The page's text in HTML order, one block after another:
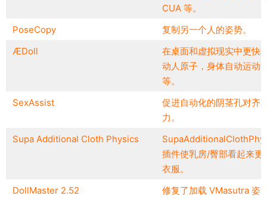
CUA 等。
PoseCopy
复制另一个人的姿势。
ÆDoll
在桌面和虚拟现实中更快
动人原子，身体自动运动
等。
SexAssist
促进自动化的阴茎孔对齐
力。
Supa Additional Cloth Physics
插件使乳房/臀部看起来更
衣服。
DollMaster 2.52
修复了加载 VMasutra 姿